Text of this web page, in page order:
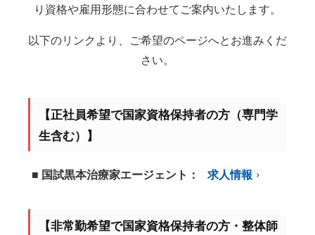
り資格や雇用形態に合わせてご案内いたします。
以下のリンクより、ご希望のページへとお進みくだ
さい。
【正社員希望で国家資格保持者の方（専門学
生含む）】
■ 国試黒本治療家エージェント： 求人情報
【非常勤希望で国家資格保持者の方・整体師